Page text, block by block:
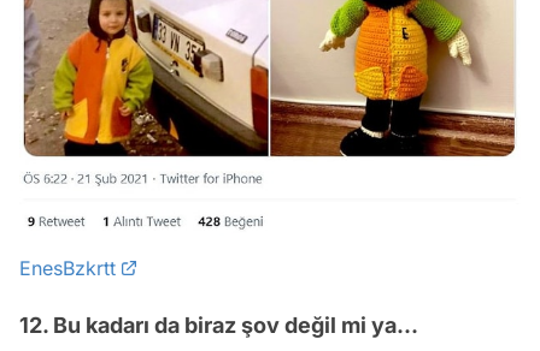
EnesBzkrtt
12. Bu kadarı da biraz şov değil mi ya...